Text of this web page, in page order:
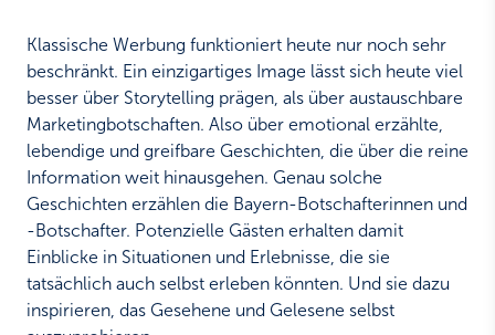
Klassische Werbung funktioniert heute nur noch sehr
beschränkt. Ein einzigartiges Image lässt sich heute viel
besser über Storytelling prägen, als über austauschbare
Marketingbotschaften. Also über emotional erzählte,
lebendige und greifbare Geschichten, die über die reine
Information weit hinausgehen. Genau solche
Geschichten erzählen die Bayern-Botschafterinnen und
-Botschafter. Potenzielle Gästen erhalten damit
Einblicke in Situationen und Erlebnisse, die sie
tatsächlich auch selbst erleben könnten. Und sie dazu
inspirieren, das Gesehene und Gelesene selbst